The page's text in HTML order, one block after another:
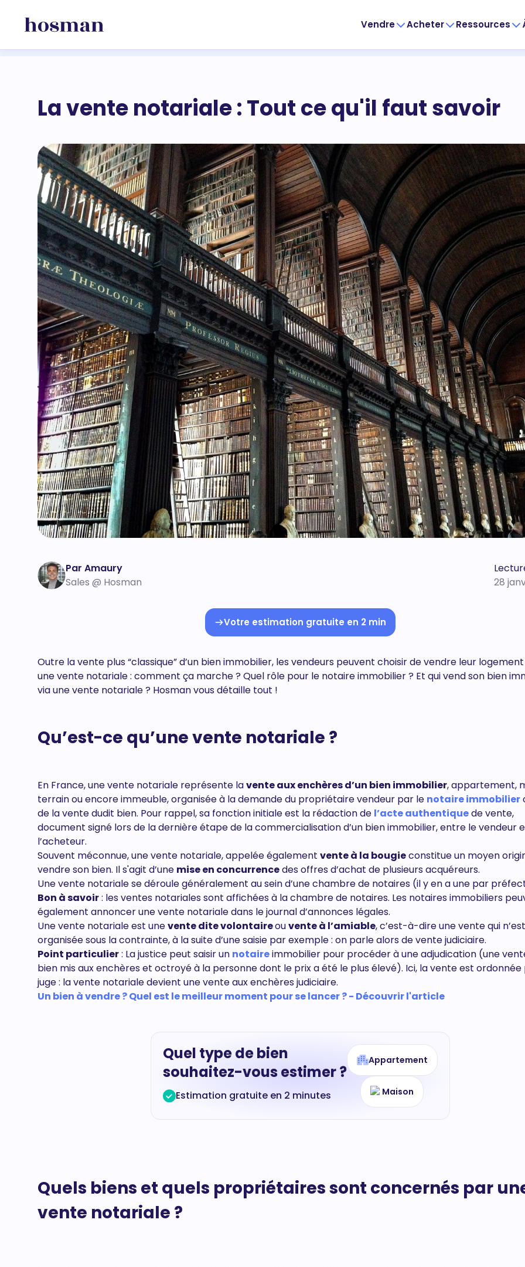
Vendre Acheter Ressources
La vente notariale : Tout ce qu'il faut savoir
Par Amaury
Sales @ Hosman
28
Votre estimation gratuite en 2 min
Outre la vente plus “classique” d’un bien immobilier, les vendeurs peuvent choisir de vendre leur
une vente notariale : comment ça marche ? Quel rôle pour le notaire immobilier ? Et qui vend son bien
via une vente notariale ? Hosman vous détaille tout !
Qu’est-ce qu’une vente notariale ?
En France, une vente notariale représente lavente aux enchères d’un bien immobilier, appartement,
terrain ou encore immeuble, organisée à la demande du propriétaire vendeur par le notaire immobilier
de la vente dudit bien. Pour rappel, sa fonction initiale est la rédaction de l’acte authentiquede vente,
document signé lors de la dernière étape de la commercialisation d’un bien immobilier, entre le vendeur
l’acheteur.
Souvent méconnue, une vente notariale, appelée également vente à la bougieconstitue un moyen
vendre son bien. Il s'agit d’une mise en concurrencedes offres d’achat de plusieurs acquéreurs.
Une vente notariale se déroule généralement au sein d’une chambre de notaires (il y en a une par
Bon à savoir: les ventes notariales sont affichées à la chambre de notaires. Les notaires immobiliers
également annoncer une vente notariale dans le journal d’annonces légales.
Une vente notariale est unevente dite volontaireouvente à l’amiable, c’est-à-dire une vente qui
organisée sous la contrainte, à la suite d’une saisie par exemple : on parle alors de vente judiciaire.
Point particulier: La justice peut saisir un notaireimmobilier pour procéder à une adjudication (une
bien mis aux enchères et octroyé à la personne dont le prix a été le plus élevé). Ici, la vente est ordonnée
juge : la vente notariale devient une vente aux enchères judiciaire.
Un bien à vendre ? Quel est le meilleur moment pour se lancer ? - Découvrir l'article
Quel type de bien
souhaitez-vous estimer ?
Estimation gratuite en 2 minutes
Appartement
Maison
Quels biens et quels propriétaires sont concernés par
vente notariale ?